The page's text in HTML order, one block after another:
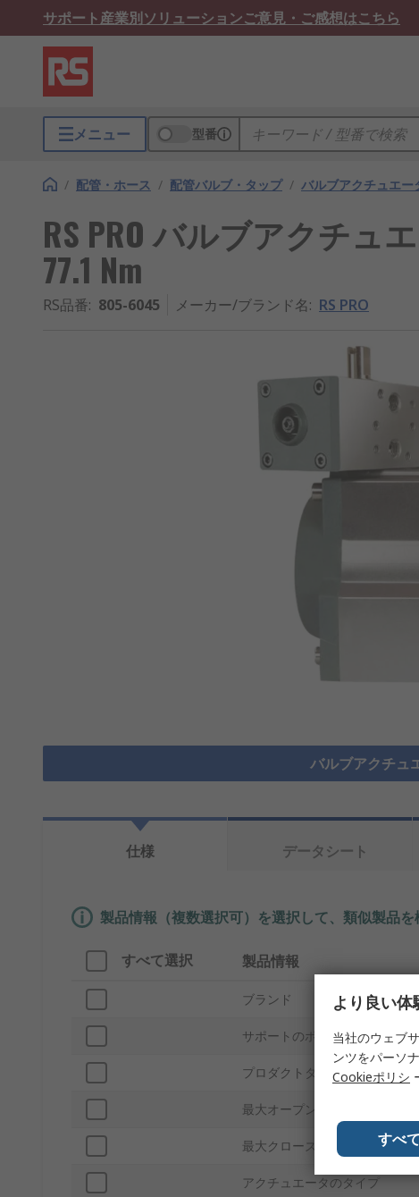
サポート産業別ソリューションご意見・ご感想はこちら
メニュー 型番
/ 配管・ホース / 配管バルブ・タップ / バルブアクチュエー
RS PRO バルブアクチュ
77.1 Nm
RS品番: 805-6045 メーカー/ブランド名: RS PRO
バルブアクチュ
仕様 データシート
製品情報（複数選択可）を選択して、類似製品を
すべて選択 製品情報
ブランド
サポートのポート数
プロダクトタイプ
最大オープン時間
最大クローズ時間
アクチュエータのタイプ
より良い
当社のウェブ
ンツをパーソ
Cookieポリシ
すべ